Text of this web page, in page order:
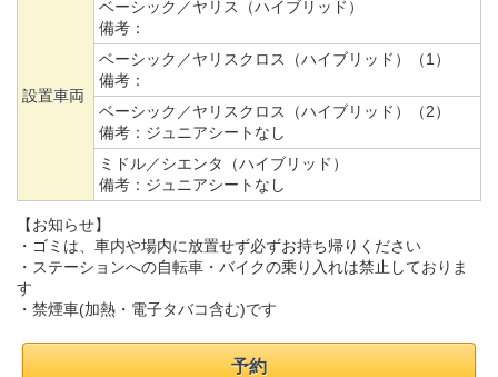
設置車両
ベーシック／ヤリス（ハイブリッド）
備考：
ベーシック／ヤリスクロス（ハイブリッド）（1）
備考：
ベーシック／ヤリスクロス（ハイブリッド）（2）
備考： ジュニアシートなし
ミドル／シエンタ（ハイブリッド）
備考： ジュニアシートなし
【お知らせ】
・ゴミは、車内や場内に放置せず必ずお持ち帰りください
・ステーションへの自転車・バイクの乗り入れは禁止しておりま
す
・禁煙車(加熱・電子タバコ含む)です
予約